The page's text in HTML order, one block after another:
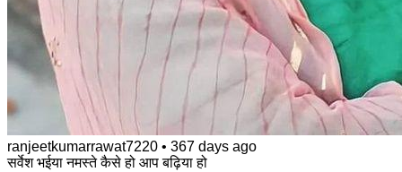
ranjeetkumarrawat7220 • 367 days ago
सर्वेश भईया नमस्ते कैसे हो आप बढ़िया हो